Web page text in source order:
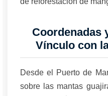
Coordenadas
Vínculo con
Desde el Puerto de
sobre las mantas